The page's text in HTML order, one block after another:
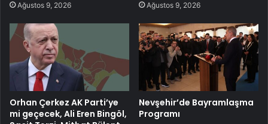
Ağustos 9, 2026 Ağustos 9, 2026
Orhan Çerkez AK Parti’ye
mi geçecek, Ali Eren Bingöl,
Nevşehir’de Bayramlaşma
Programı